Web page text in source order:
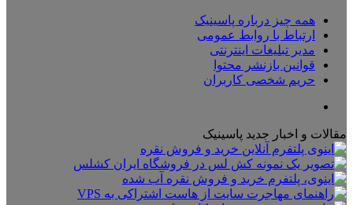
همه چیز درباره پاسینیک
ارتباط با روابط عمومی
مدیر تبلیغات اینترنتی
قوانین بازنشر محتوا
حریم شخصی کاربران
مقالات و اخبار جدید پاسینیک